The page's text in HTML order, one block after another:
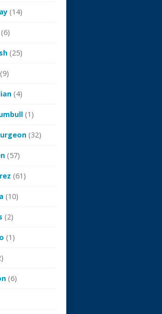
(14)
(6)
(25)
(9)
(4)
(1)
(32)
(57)
(61)
(10)
(2)
(1)
(6)